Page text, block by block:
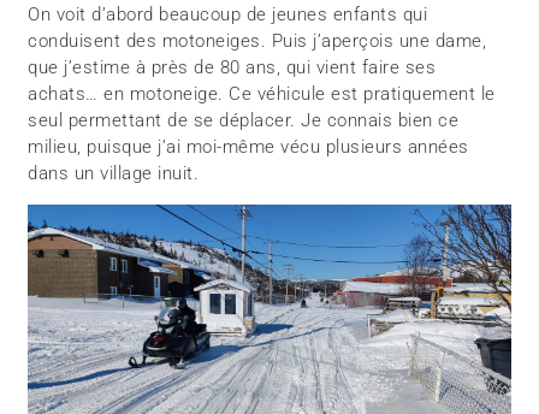
On voit d’abord beaucoup de jeunes enfants qui
conduisent des motoneiges. Puis j’aperçois une dame,
que j’estime à près de 80 ans, qui vient faire ses
achats… en motoneige. Ce véhicule est pratiquement le
seul permettant de se déplacer. Je connais bien ce
milieu, puisque j’ai moi-même vécu plusieurs années
dans un village inuit.